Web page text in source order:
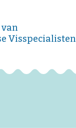
Visspecialisten